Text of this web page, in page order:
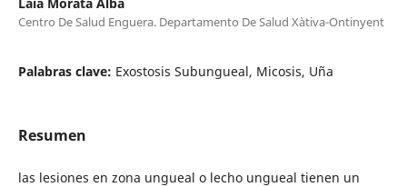
Centro De Salud Enguera. Departamento De Salud Xàtiva-Ontinyent
Palabras clave: Exostosis Subungueal, Micosis, Uña
Resumen
las lesiones en zona ungueal o lecho ungueal tienen un